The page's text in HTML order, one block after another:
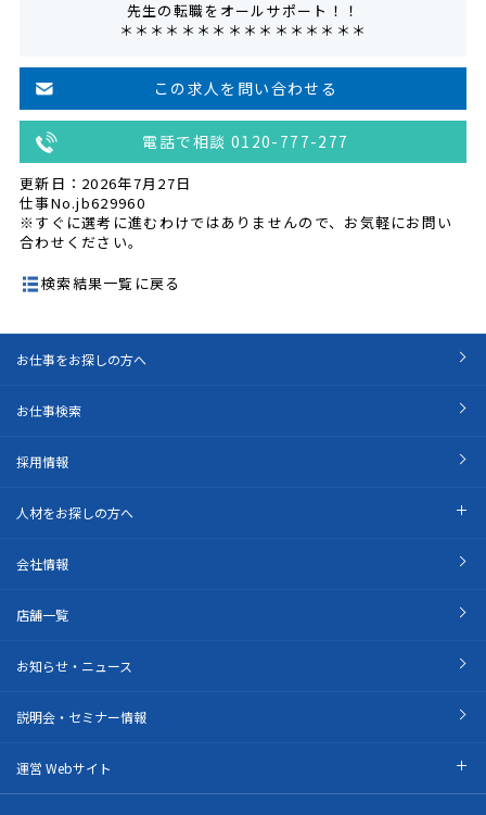
先生の転職をオールサポート！！
＊＊＊＊＊＊＊＊＊＊＊＊＊＊＊＊
この求人を問い合わせる
電話で相談 0120-777-277
更新日：2026年7月27日
仕事No.jb629960
※すぐに選考に進むわけではありませんので、お気軽にお問い
合わせください。
検索結果一覧に戻る
お仕事をお探しの方へ
お仕事検索
採用情報
人材をお探しの方へ
会社情報
店舗一覧
お知らせ・ニュース
説明会・セミナー情報
運営 Webサイト